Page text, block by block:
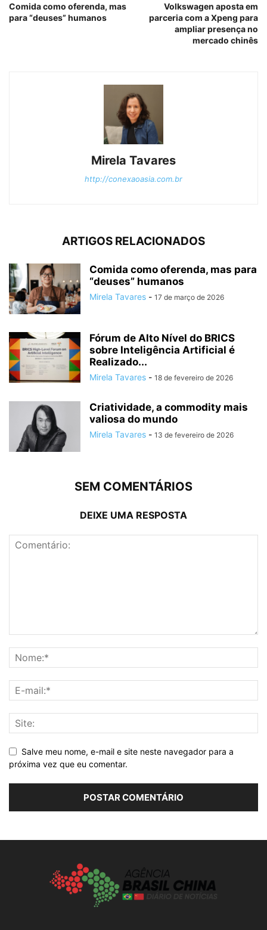
Comida como oferenda, mas
para “deuses” humanos
Volkswagen aposta em
parceria com a Xpeng para
ampliar presença no
mercado chinês
Mirela Tavares
http://conexaoasia.com.br
ARTIGOS RELACIONADOS
Comida como oferenda, mas para
“deuses” humanos
Mirela Tavares - 17 de março de 2026
Fórum de Alto Nível do BRICS
sobre Inteligência Artificial é
Realizado...
Mirela Tavares - 18 de fevereiro de 2026
Criatividade, a commodity mais
valiosa do mundo
Mirela Tavares - 13 de fevereiro de 2026
SEM COMENTÁRIOS
DEIXE UMA RESPOSTA
Salve meu nome, e-mail e site neste navegador para a
próxima vez que eu comentar.